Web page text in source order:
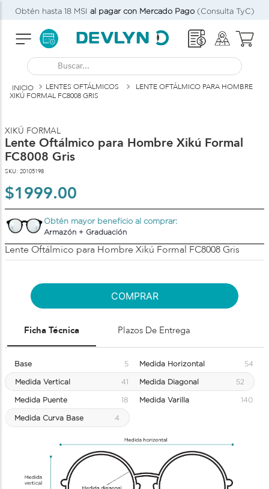
Obtén hasta 18 MSI al pagar con Mercado Pago(Consulta TyC)
Buscar...
LENTES OFTÁLMICOS
LENTE OFTÁLMICO PARA HOMBRE
XIKÚ FORMAL FC8008 GRIS
XIKÚ FORMAL
Lente Oftálmico para Hombre Xikú Formal
FC8008 Gris
SKU: 20105198
$1999.00
Obtén mayor beneficio al comprar:
Armazón + Graduación
Lente Oftálmico para Hombre Xikú Formal FC8008 Gris
COMPRAR
Ficha Técnica Plazos De Entrega
Base 5 Medida Horizontal 54
Medida Vertical 41 Medida Diagonal 52
Medida Puente 18 Medida Varilla 140
Medida Curva Base 4